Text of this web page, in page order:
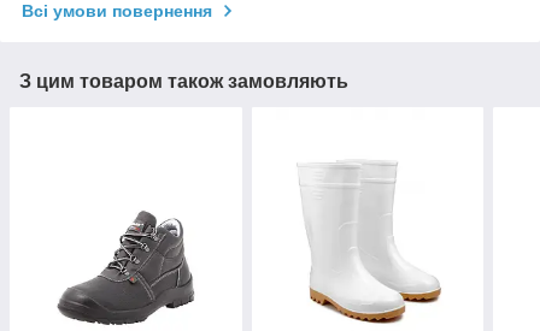
Всі умови повернення
З цим товаром також замовляють